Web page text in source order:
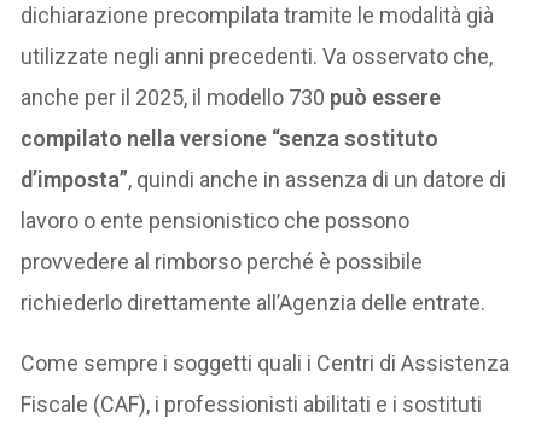
dichiarazione precompilata tramite le modalità già
utilizzate negli anni precedenti. Va osservato che,
anche per il 2025, il modello 730 può essere
compilato nella versione “senza sostituto
d’imposta”, quindi anche in assenza di un datore di
lavoro o ente pensionistico che possono
provvedere al rimborso perché è possibile
richiederlo direttamente all’Agenzia delle entrate.
Come sempre i soggetti quali i Centri di Assistenza
Fiscale (CAF), i professionisti abilitati e i sostituti